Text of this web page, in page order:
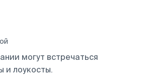
могут встречаться
и лоукосты.